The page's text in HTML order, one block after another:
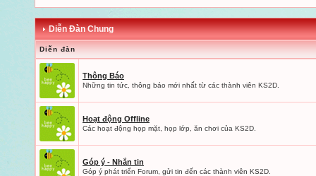
Diễn Đàn Chung
Diễn đàn
Thông Báo
Những tin tức, thông báo mới nhất từ các thành viên KS2D.
Hoạt động Offline
Các hoạt động họp mặt, họp lớp, ăn chơi của KS2D.
Góp ý - Nhắn tin
Góp ý phát triển Forum, gửi tin đến các thành viên KS2D.